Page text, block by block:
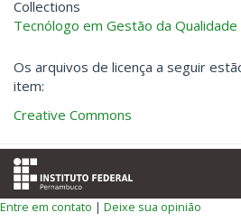
Collections
Tecnólogo em Gestão da Qualidade
Os arquivos de licença a seguir
item:
Creative Commons
Entre em contato | Deixe sua opinião